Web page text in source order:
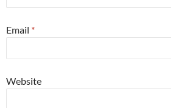
Email *
Website